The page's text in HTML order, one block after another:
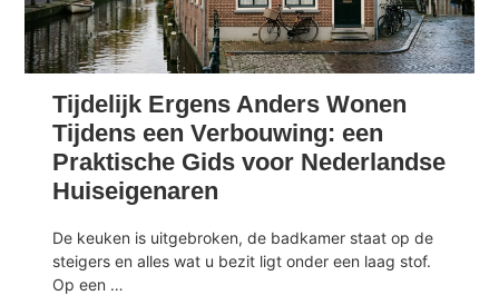
Tijdelijk Ergens Anders Wonen
Tijdens een Verbouwing: een
Praktische Gids voor Nederlandse
Huiseigenaren
De keuken is uitgebroken, de badkamer staat op de
steigers en alles wat u bezit ligt onder een laag stof.
Op een …